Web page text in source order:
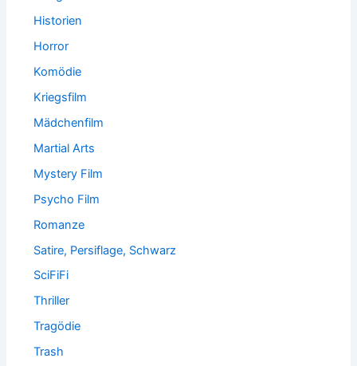
Historien
Horror
Komödie
Kriegsfilm
Mädchenfilm
Martial Arts
Mystery Film
Psycho Film
Romanze
Satire, Persiflage, Schwarz
SciFiFi
Thriller
Tragödie
Trash